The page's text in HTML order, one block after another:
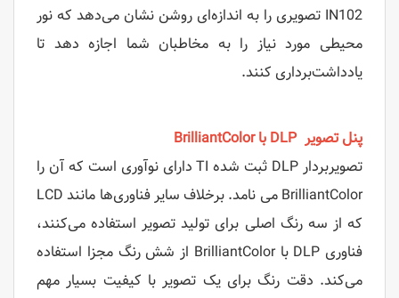
IN102 تصویری را به اندازه‌ای روشن نشان می‌دهد که نور
محیطی مورد نیاز را به مخاطبان شما اجازه دهد تا
یادداشت‌برداری کنند.
پنل تصویر DLP با
BrilliantColor
تصویربردار DLP ثبت شده TI دارای نوآوری است که آن را
BrilliantColor می نامد. برخلاف سایر فناوری‌ها مانند LCD
که از سه رنگ اصلی برای تولید تصویر استفاده می‌کنند،
فناوری DLP با BrilliantColor از شش رنگ مجزا استفاده
می‌کند. دقت رنگ برای یک تصویر با کیفیت بسیار مهم